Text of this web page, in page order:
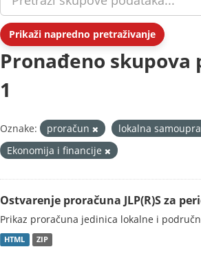
Prikaži napredno pretraživanje
Pronađeno skupova
1
Oznake: proračun lokalna
Ekonomija i financije
Ostvarenje proračuna JLP(R)S za
Prikaz proračuna jedinica lokalne i
HTML ZIP